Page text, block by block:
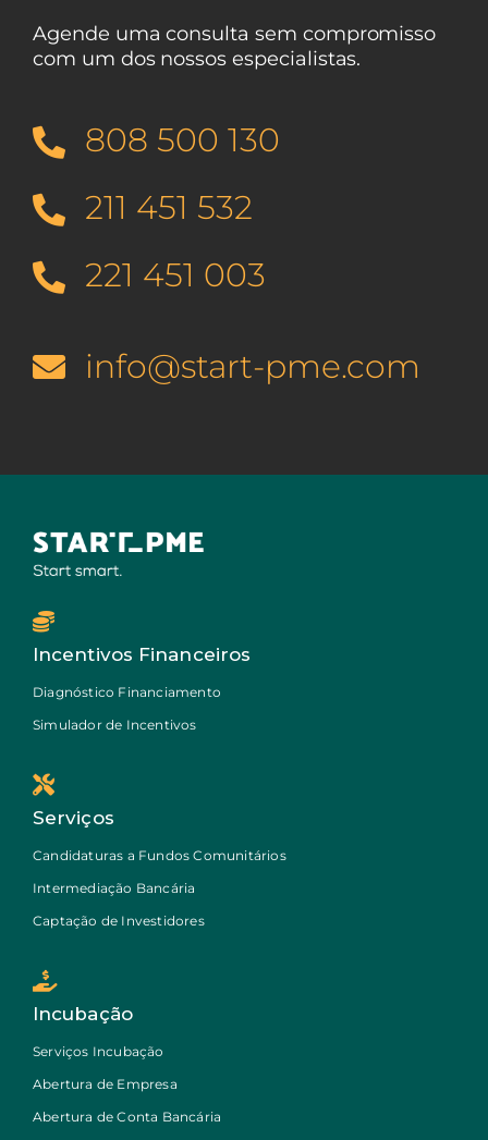
Agende uma consulta sem compromisso
com um dos nossos especialistas.
808 500 130
211 451 532
221 451 003
info@start-pme.com
Incentivos Financeiros
Diagnóstico Financiamento
Simulador de Incentivos
Serviços
Candidaturas a Fundos Comunitários
Intermediação Bancária
Captação de Investidores
Incubação
Serviços Incubação
Abertura de Empresa
Abertura de Conta Bancária